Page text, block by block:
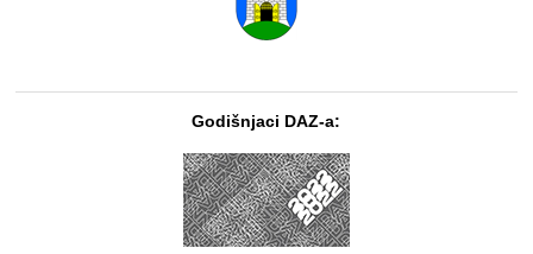
Godišnjaci DAZ-a: